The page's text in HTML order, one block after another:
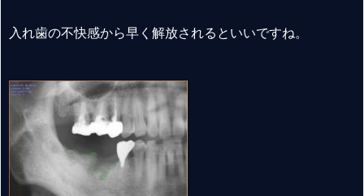
入れ歯の不快感から早く解放されるといいですね。